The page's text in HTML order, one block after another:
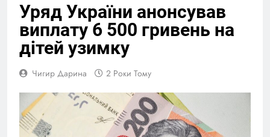
Уряд України анонсував
виплату 6 500 гривень на
дітей узимку
Чигир Дарина 2 Роки Тому